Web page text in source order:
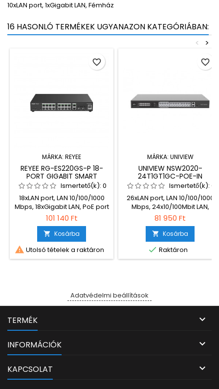
10xLAN port, 1xGigabit LAN, Fémház
16 HASONLÓ TERMÉKEK UGYANAZON KATEGÓRIÁBAN:
>
<
MÁRKA: REYEE
REYEE RG-ES220GS-P 18-
PORT GIGABIT SMART
CLOUD MANAGED POE
SWITCH
Ismertető(k): 0
18xLAN port, LAN 10/100/1000
Mbps, 18xGigabit LAN, PoE port
16, PoE osztály PoE+,
Menedzselhető, Fémház,
Teljesítmény 250W
101 140 Ft
 Kosárba
 Utolsó tételek a raktáron
favorite_border
MÁRKA: UNIVIEW
UNIVIEW NSW2020-
24T1GT1GC-POE-IN
Ismertető(k): 0
26xLAN port, LAN 10/100/1000
Mbps, 24x10/100Mbit LAN,
3xGigabit LAN, PoE port 24,
PoE osztály PoE+, PoE
távolság 250m, SFP port 1,
Fémház, Teljesítmény 370W,
Uplink 1 Gbps
81 950 Ft
 Kosárba
 Raktáron
favorite_border
Adatvédelmi beállítások
TERMÉK 
INFORMÁCIÓK 
KAPCSOLAT 